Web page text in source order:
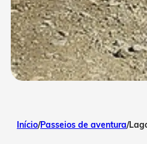
Início/Passeios de aventura/